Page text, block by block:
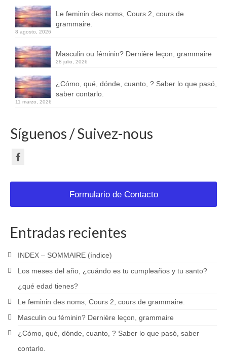
Le feminin des noms, Cours 2, cours de
grammaire.
8 agosto, 2026
Masculin ou féminin? Dernière leçon, grammaire
28 julio, 2026
¿Cómo, qué, dónde, cuanto, ? Saber lo que pasó,
saber contarlo.
11 marzo, 2026
Síguenos / Suivez-nous
Formulario de Contacto
Entradas recientes
INDEX – SOMMAIRE (índice)
Los meses del año, ¿cuándo es tu cumpleaños y tu santo?
¿qué edad tienes?
Le feminin des noms, Cours 2, cours de grammaire.
Masculin ou féminin? Dernière leçon, grammaire
¿Cómo, qué, dónde, cuanto, ? Saber lo que pasó, saber
contarlo.